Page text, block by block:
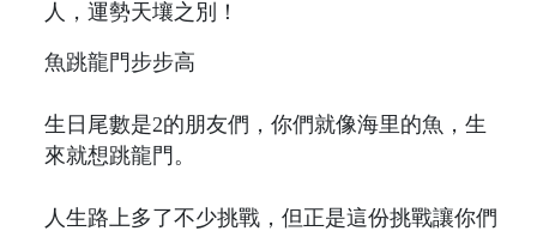
魚跳龍門步步高
生日尾數是2的朋友們，你們就像海里的魚，生
來就想跳龍門。
人生路上多了不少挑戰，但正是這份挑戰讓你們